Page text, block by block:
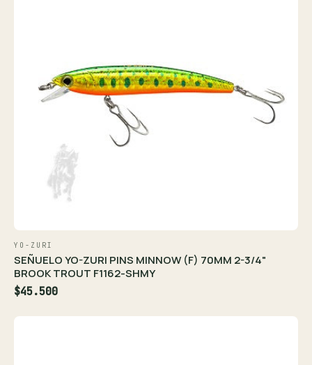
YO-ZURI
SEÑUELO YO-ZURI PINS MINNOW (F) 70MM 2-3/4"
BROOK TROUT F1162-SHMY
$45.500